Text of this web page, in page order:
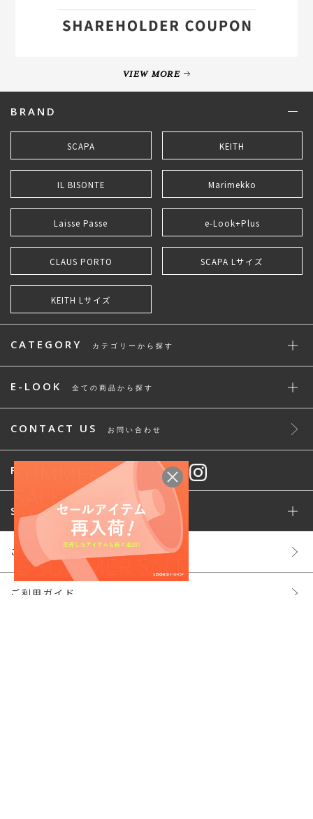
VIEW MORE
BRAND
SCAPA KEITH
IL BISONTE Marimekko
Laisse Passe e-Look+Plus
CLAUS PORTO SCAPA Lサイズ
KEITH Lサイズ
CATEGORY カテゴリーから探す
E-LOOK 全ての商品から探す
CONTACT US お問い合わせ
FOLLOW
STAFF SNAP
ご利用規約
ご利用ガイド